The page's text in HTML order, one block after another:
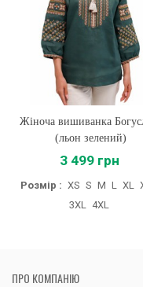
Жіноча вишиванка
(льон зелений)
3 499 грн
Розмір : XS S M L XL
3XL
4XL
ПРО КОМПАНІЮ